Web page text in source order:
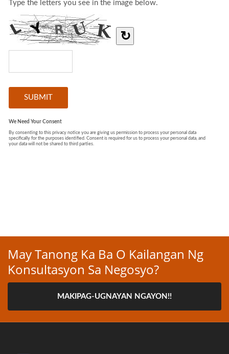
May Tanong Ka Ba O Kailangan Ng
Konsultasyon Sa Negosyo?
MAKIPAG-UGNAYAN NGAYON!!